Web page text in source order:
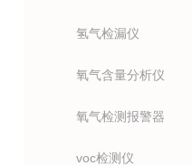
氢气检漏仪
氧气含量分析仪
氧气检测报警器
voc检测仪